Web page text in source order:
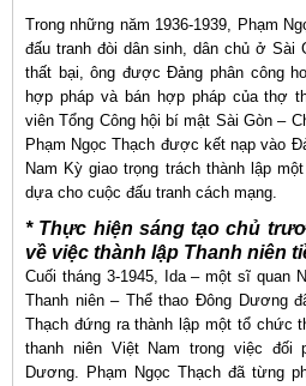
Trong những năm 1936-1939, Phạm
đấu tranh đòi dân sinh, dân chủ ở Sài
thất bại, ông được Đảng phân công
hợp pháp và bán hợp pháp của thợ
viên Tổng Công hội bí mật Sài Gòn –
Phạm Ngọc Thạch được kết nạp vào
Nam Kỳ giao trọng trách thành lập
dựa cho cuộc đấu tranh cách mạng.
* Thực hiện sáng tạo chủ
về việc thành lập Thanh niên
Cuối tháng 3-1945, Ida – một sĩ quan
Thanh niên – Thể thao Đông Dương
Thạch đứng ra thành lập một tổ chức
thanh niên Việt Nam trong việc
Dương. Phạm Ngọc Thạch đã từng